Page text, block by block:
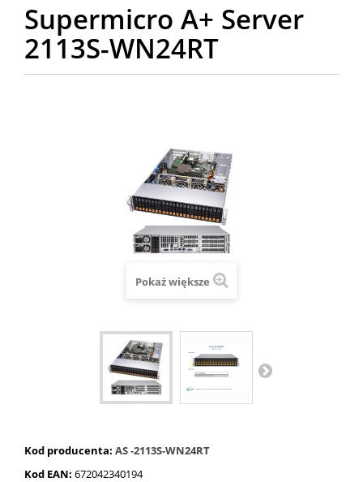
Supermicro A+ Server
2113S-WN24RT
Pokaż większe
Kod producenta: AS -2113S-WN24RT
Kod EAN: 672042340194